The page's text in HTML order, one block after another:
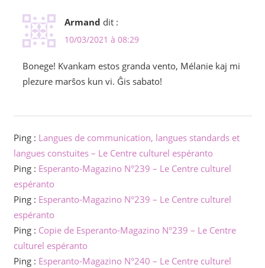
Armand dit :
10/03/2021 à 08:29
Bonege! Kvankam estos granda vento, Mélanie kaj mi
plezure marŝos kun vi. Ĝis sabato!
Ping : Langues de communication, langues standards et
langues constuites – Le Centre culturel espéranto
Ping : Esperanto-Magazino N°239 – Le Centre culturel
espéranto
Ping : Esperanto-Magazino N°239 – Le Centre culturel
espéranto
Ping : Copie de Esperanto-Magazino N°239 – Le Centre
culturel espéranto
Ping : Esperanto-Magazino N°240 – Le Centre culturel